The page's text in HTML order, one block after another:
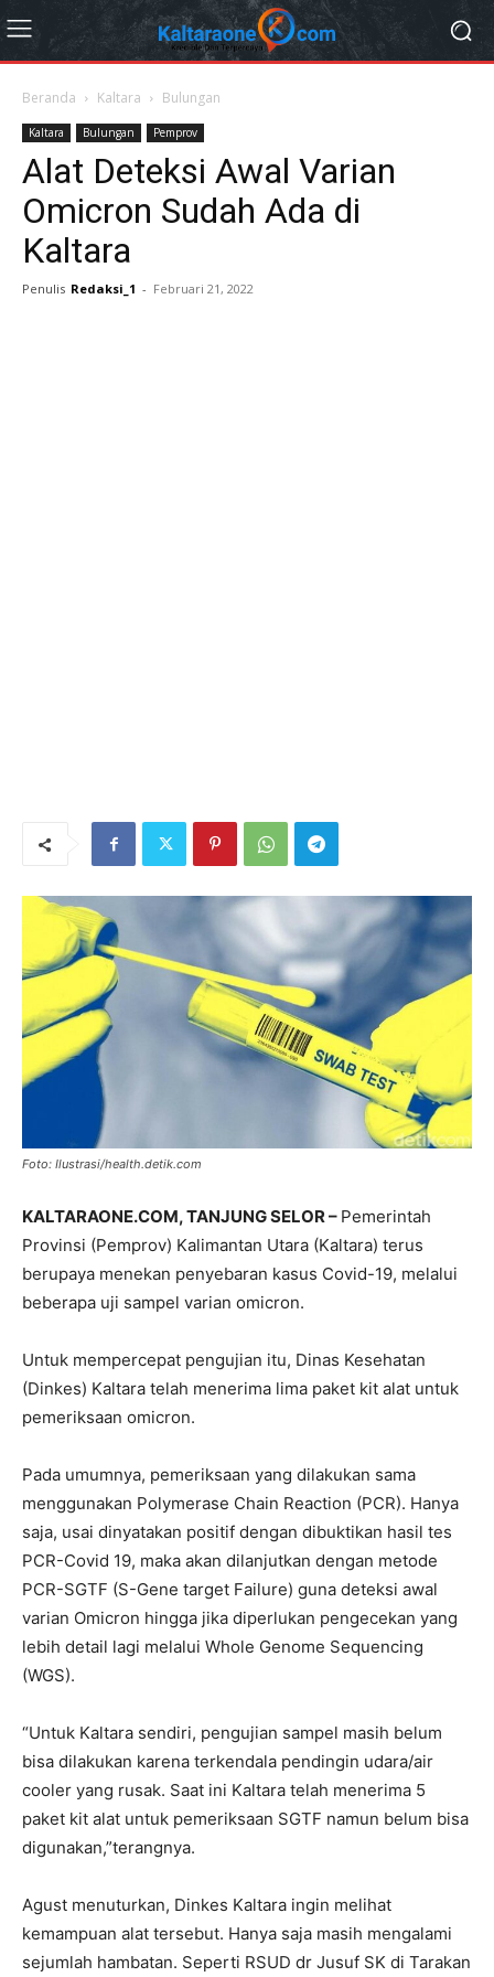
Beranda Kaltara Bulungan
Kaltara Bulungan Pemprov
Alat Deteksi Awal Varian
Omicron Sudah Ada di
Kaltara
Penulis Redaksi_1 - Februari 21, 2022
Foto: Ilustrasi/health.detik.com
KALTARAONE.COM,TANJUNG SELOR – Pemerintah
Provinsi (Pemprov) Kalimantan Utara (Kaltara) terus
berupaya menekan penyebaran kasus Covid-19, melalui
beberapa uji sampel varian omicron.
Untuk mempercepat pengujian itu, Dinas Kesehatan
(Dinkes) Kaltara telah menerima lima paket kit alat untuk
pemeriksaan omicron.
Pada umumnya, pemeriksaan yang dilakukan sama
menggunakan Polymerase Chain Reaction (PCR). Hanya
saja, usai dinyatakan positif dengan dibuktikan hasil tes
PCR-Covid 19, maka akan dilanjutkan dengan metode
PCR-SGTF (S-Gene target Failure) guna deteksi awal
varian Omicron hingga jika diperlukan pengecekan yang
lebih detail lagi melalui Whole Genome Sequencing
(WGS).
“Untuk Kaltara sendiri, pengujian sampel masih belum
bisa dilakukan karena terkendala pendingin udara/air
cooler yang rusak. Saat ini Kaltara telah menerima 5
paket kit alat untuk pemeriksaan SGTF namun belum bisa
digunakan,”terangnya.
Agust menuturkan, Dinkes Kaltara ingin melihat
kemampuan alat tersebut. Hanya saja masih mengalami
sejumlah hambatan. Seperti RSUD dr Jusuf SK di Tarakan